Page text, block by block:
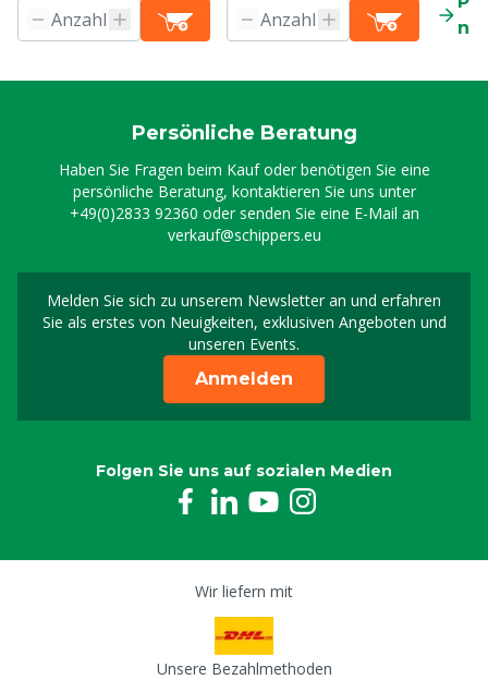
Persönliche Beratung
Haben Sie Fragen beim Kauf oder benötigen Sie eine
persönliche Beratung, kontaktieren Sie uns unter
+49(0)2833 92360 oder senden Sie eine E-Mail an
verkauf@schippers.eu
Melden Sie sich zu unserem Newsletter an und erfahren
Sie als erstes von Neuigkeiten, exklusiven Angeboten und
unseren Events.
Melden Sie sich für
Anmelden
Folgen Sie uns auf sozialen Medien
Wir liefern mit
Unsere Bezahlmethoden